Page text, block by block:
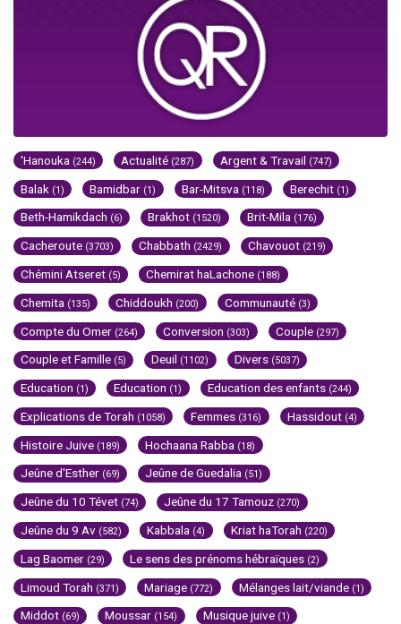
'Hanouka (244) Actualité (287) Argent & Travail (747)
Balak (1) Bamidbar (1) Bar-Mitsva (118) Berechit (1)
Beth-Hamikdach (6) Brakhot (1520) Brit-Mila (176)
Cacheroute (3703) Chabbath (2429) Chavouot (219)
Chémini Atseret (5) Chemirat haLachone (188)
Chemita (135) Chiddoukh (200) Communauté (3)
Compte du Omer (264) Conversion (303) Couple (297)
Couple et Famille (5) Deuil (1102) Divers (5037)
Education (1) Education (1) Education des enfants (244)
Explications de Torah (1058) Femmes (316) Hassidout (4)
Histoire Juive (189) Hochaana Rabba (18)
Jeûne d'Esther (69) Jeûne de Guedalia (51)
Jeûne du 10 Tévet (74) Jeûne du 17 Tamouz (270)
Jeûne du 9 Av (582) Kabbala (4) Kriat haTorah (220)
Lag Baomer (29) Le sens des prénoms hébraïques (2)
Limoud Torah (371) Mariage (772) Mélanges lait/viande (1)
Middot (69) Moussar (154) Musique juive (1)